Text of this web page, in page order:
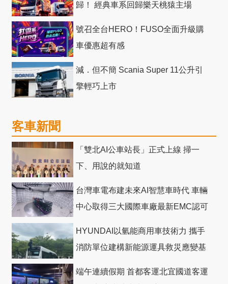
歸！ 經典車系回歸樂天桃猿主場
號召全台HERO！FUSO全面升級購
車優惠超有感
減．但不簡 Scania Super 11公升引
擎輕巧上市
客車新聞
「雙北AI公車站長」正式上線 掃一
下、用說的就知道
台灣車電布建未來AI智慧車時代 車輛
中心取得三大國際車廠最新EMC認可
HYUNDAI以氫能商用車技術力 攜手
消防單位建構新能源運具救災應變基
端午連續假期 首都客運北宜國道客運